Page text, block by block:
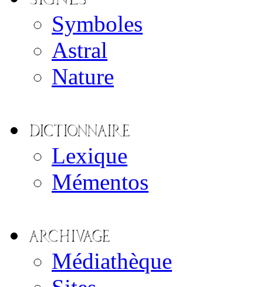
Symboles
Astral
Nature
Lexique
Mémentos
Médiathèque